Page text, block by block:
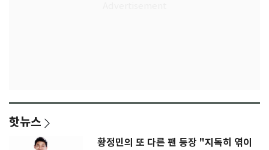
핫뉴스
황정민의 또 다른 팬 등장 "지독히 엮이